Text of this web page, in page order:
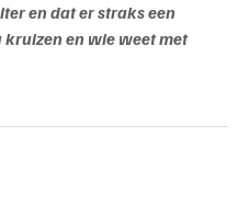
en dat er straks een
kruizen en wie weet met